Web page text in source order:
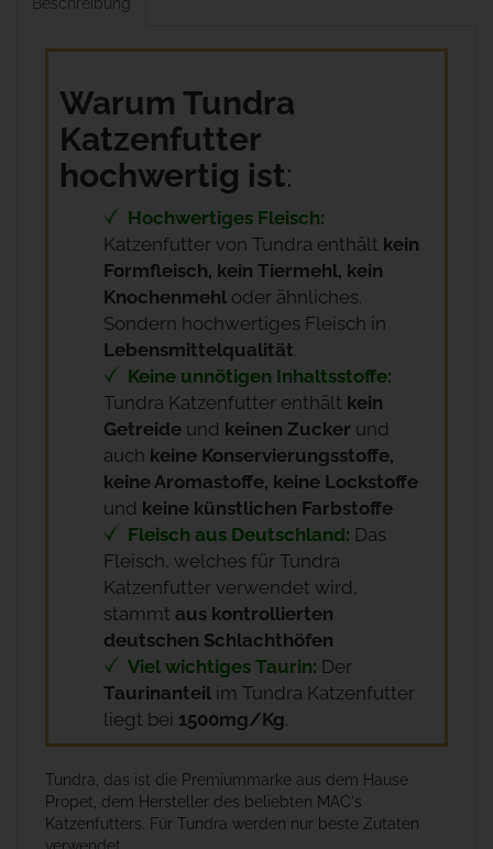
Warum Tundra
Katzenfutter
hochwertig ist:
Hochwertiges Fleisch:
Katzenfutter von Tundra enthält kein
Formfleisch, kein Tiermehl, kein
Knochenmehl oder ähnliches.
Sondern hochwertiges Fleisch in
Lebensmittelqualität.
Keine unnötigen Inhaltsstoffe:
Tundra Katzenfutter enthält kein
Getreide und keinen Zucker und
auch keine Konservierungsstoffe,
keine Aromastoffe, keine Lockstoffe
und keine künstlichen Farbstoffe
Fleisch aus Deutschland: Das
Fleisch, welches für Tundra
Katzenfutter verwendet wird,
stammt aus kontrollierten
deutschen Schlachthöfen
Viel wichtiges Taurin: Der
Taurinanteil im Tundra Katzenfutter
liegt bei 1500mg/Kg.
Tundra, das ist die Premiummarke aus dem Hause
Propet, dem Hersteller des beliebten MAC's
Katzenfutters. Für Tundra werden nur beste Zutaten